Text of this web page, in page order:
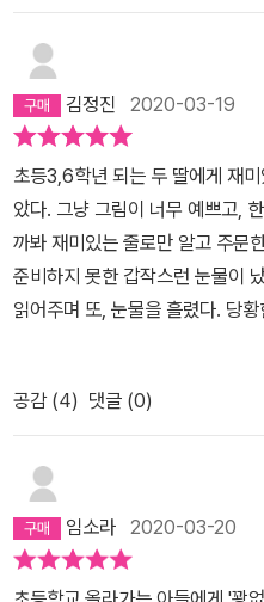
금 어려울 수 있다. 가장 중요한
자가 추측할 수 있도록 보여줄 뿐
야기를 나누는게 좋을 것 같다.
가족이 옆에 있음에 감사하게 된
하는 방법에 대해서도 딸 아이랑
습니다. 끝으로 7살 딸아이가 희
인것 같다며희수언니에게 편지
뽑아서 선물로 엄마 아빠를 꼭 선
김정진 2020-03-19
초등3,6학년 되는 두 딸에게 재미있
았다. 그냥 그림이 너무 예쁘고,
까봐 재미있는 줄로만 알고 주문
준비하지 못한 갑작스런 눈물이
읽어주며 또, 눈물을 흘렸다. 당
평범한 현실에 감사하는 마음이
을 갖게 해준 꽝 없는 뽑기기계..
공감 (4) 댓글 (0)
임소라 2020-03-20